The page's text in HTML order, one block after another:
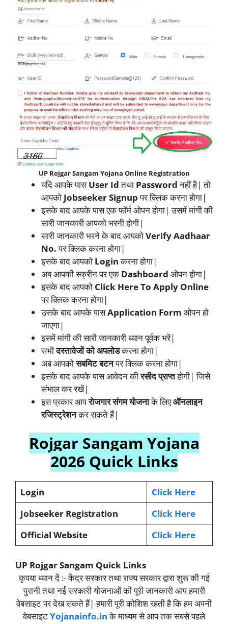
UP Rojgar Sangam Yojana Online Registration
यदि आपके पासUser Idतथा Passwordनहीं है| तो
आपको Jobseeker Signupपर क्लिक करना होगा|
इसके बाद आपके पास एक फॉर्म ओपन होगा| उसमें मांगी की
सारी जानकारी आपको भरनी होगी|
सारी जानकारी भरने के बाद आपकोVerify Aadhaar
No.पर क्लिक करना होगा|
इसके बाद आपको Loginकरना होगा|
अब आपकी स्क्रीन पर एक Dashboard ओपन होगा|
इसके बाद आपको Click Here To Apply Online
पर क्लिक करना होगा|
उसके बाद आपके पासApplication Form ओपन हो
जाएगा|
इसमें मांगी की सारी जानकारी ध्यान पूर्वक भरें|
सभीदस्तावेजों को अपलोडकरना होगा|
अब आपकोसबमिट बटनपर क्लिक करना होगा|
इसके बाद आपके पास आवेदन कीरसीद प्राप्तहोगी| जिसे
संभाल कर रखें|
इस प्रकार आपरोजगार संगम योजनाके लिएऑनलाइन
रजिस्ट्रेशनकर सकते हैं|
Rojgar Sangam Yojana
2026 Quick Links
Login
Click Here
Jobseeker Registration
Click Here
Official Website
Click Here
UP Rojgar Sangam Quick Links
कृपया ध्यान दें :- केंद्र सरकार तथा राज्य सरकार द्वारा शुरू की गई
पुरानी तथा नई सरकारी योजनाओं की पूरी जानकारी आप हमारी
वेबसाइट पर देख सकते हैं| हमारी पूरी कोशिश रहती है कि हम अपनी
वेबसाइटYojanainfo.inके माध्यम से आप तक सबसे पहले